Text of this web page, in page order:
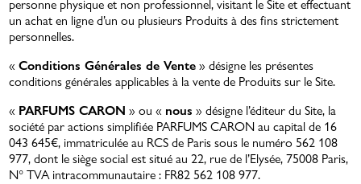
L'AMOUR QUI DURE
un achat en ligne d’un ou plusieurs Produits à des fins strictement
personnelles.
«Conditions Générales de Vente» désigne les présentes
conditions générales applicables à la vente de Produits sur le Site.
« PARFUMS CARON » ou « nous » désigne l’éditeur du Site, la
société par actions simplifiée PARFUMS CARON au capital de 16
043 645€, immatriculée au RCS de Paris sous le numéro 562 108
977, dont le siège social est situé au 22, rue de l’Elysée, 75008 Paris,
N° TVA intracommunautaire : FR82 562 108 977.